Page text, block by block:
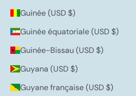
Guinée (USD $)
Guinée équatoriale (USD $)
Guinée-Bissau (USD $)
Guyana (USD $)
Guyane française (USD $)